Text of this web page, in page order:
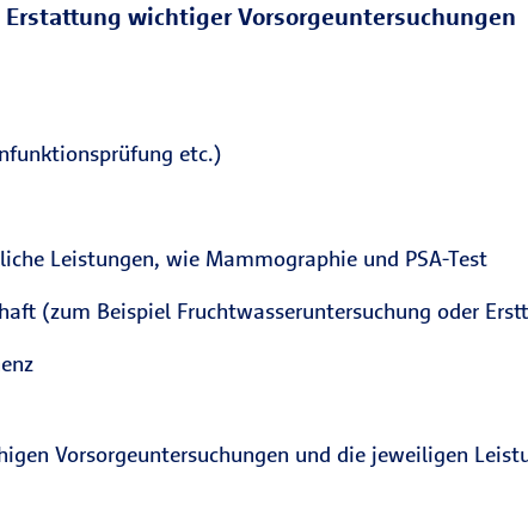
Erstattung wichtiger Vorsorgeuntersuchungen
etc.)
Leistungen, wie Mammographie und PSA-Test
(zum Beispiel Fruchtwasseruntersuchung oder
Vorsorgeuntersuchungen und die jeweiligen